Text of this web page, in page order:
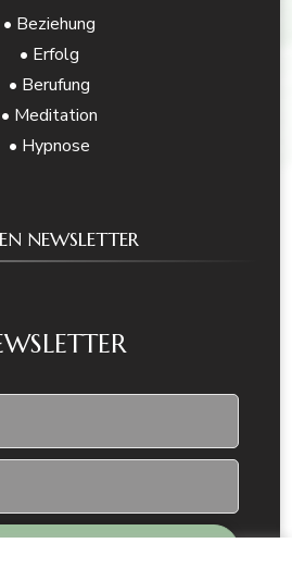
• Beziehung
• Erfolg
• Berufung
• Meditation
• Hypnose
NEWSLETTER